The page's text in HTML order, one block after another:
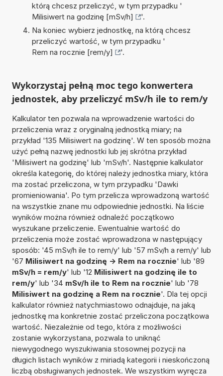
którą chcesz przeliczyć, w tym przypadku '
Milisiwert na godzinę [mSv/h]
'.
Na koniec wybierz jednostkę, na którą chcesz
przeliczyć wartość, w tym przypadku '
Rem na rocznie [rem/y]
'.
Wykorzystaj pełną moc tego konwertera
jednostek, aby przeliczyć mSv/h ile to rem/y
Kalkulator ten pozwala na wprowadzenie wartości do
przeliczenia wraz z oryginalną jednostką miary; na
przykład '135 Milisiwert na godzinę'. W ten sposób można
użyć pełną nazwę jednostki lub jej skrótna przykład
'Milisiwert na godzinę' lub 'mSv/h'. Następnie kalkulator
określa kategorię, do której należy jednostka miary, która
ma zostać przeliczona, w tym przypadku 'Dawki
promieniowania'. Po tym przelicza wprowadzoną wartość
na wszystkie znane mu odpowiednie jednostki. Na liście
wyników można również odnaleźć początkowo
wyszukane przeliczenie. Ewentualnie wartość do
przeliczenia może zostać wprowadzona w następujący
sposób: '45 mSv/h ile to rem/y' lub '57 mSv/h a rem/y' lub
'67 Milisiwert na godzinę -> Rem na rocznie' lub '89
mSv/h = rem/y' lub '12 Milisiwert na godzinę ile to
rem/y' lub '34 mSv/h ile to Rem na rocznie' lub '78
Milisiwert na godzinę a Rem na rocznie'. Dla tej opcji
kalkulator również natychmiastowo odnajduje, na jaką
jednostkę ma konkretnie zostać przeliczona początkowa
wartość. Niezależnie od tego, która z możliwości
zostanie wykorzystana, pozwala to uniknąć
niewygodnego wyszukiwania stosownej pozycji na
długich listach wyników z miriadą kategorii i nieskończoną
liczbą obsługiwanych jednostek. We wszystkim wyręcza